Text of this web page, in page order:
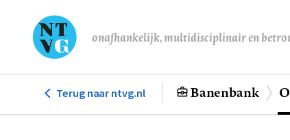
de
onafhankelijk, multidisciplinair en
Hoofdnavigatie
Terug naar ntvg.nl Banenbank